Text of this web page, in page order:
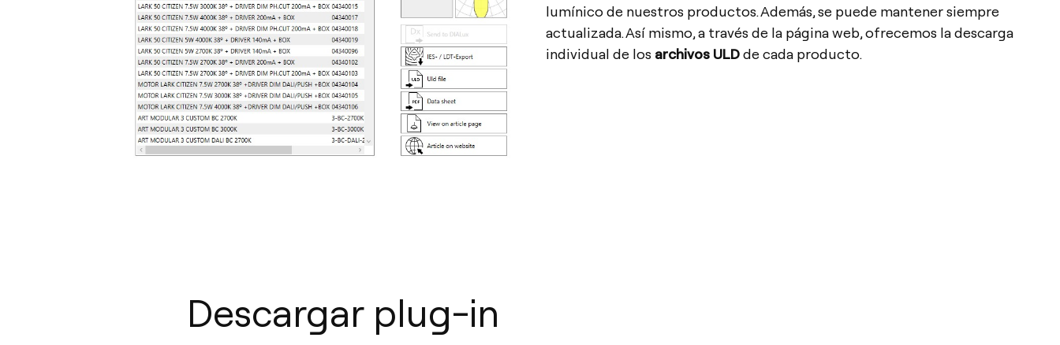
lumínico de nuestros productos. Además, se puede mantener siempre
actualizada. Así mismo, a través de la página web, ofrecemos la descarga
individual de los archivos ULDde cada producto.
Descargar plug-in